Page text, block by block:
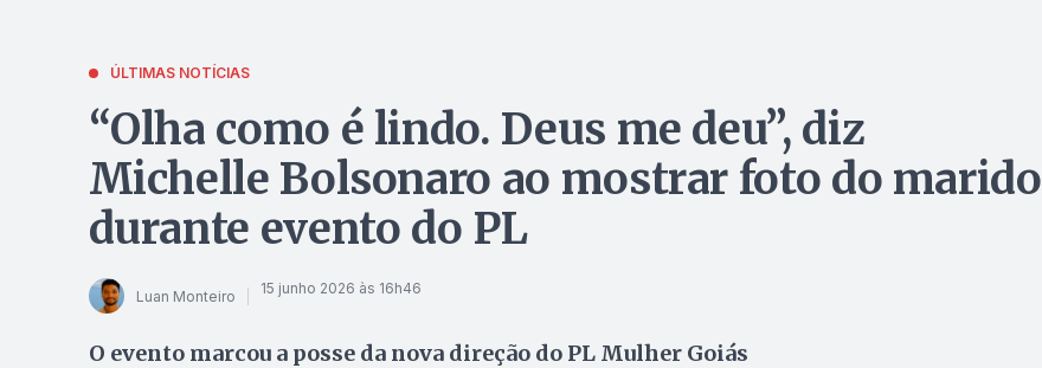
ÚLTIMAS NOTÍCIAS
“Olha como é lindo. Deus me deu”, diz
Michelle Bolsonaro ao mostrar foto do marido
durante evento do PL
Luan Monteiro 15 junho 2026 às 16h46
O evento marcou a posse da nova direção do PL Mulher Goiás